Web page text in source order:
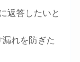
返答したいと
れを防ぎた